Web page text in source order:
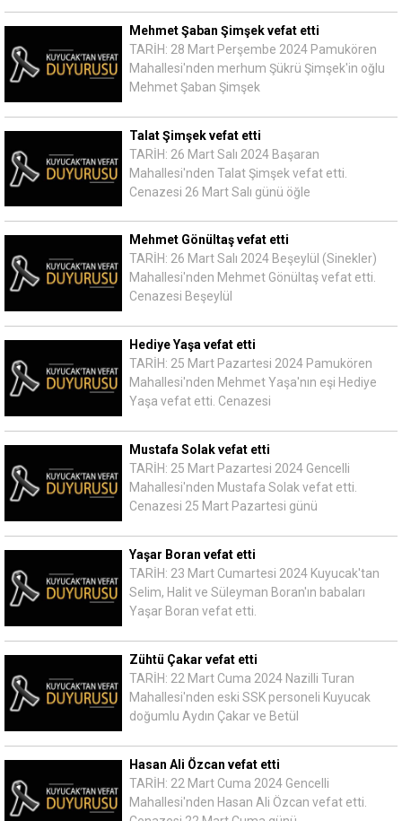
Mehmet Şaban Şimşek vefat etti
TARİH: 28 Mart Perşembe 2024 Pamukören
Mahallesi'nden merhum Şükrü Şimşek'in oğlu
Mehmet Şaban Şimşek
Talat Şimşek vefat etti
TARİH: 26 Mart Salı 2024 Başaran
Mahallesi'nden Talat Şimşek vefat etti.
Cenazesi 26 Mart Salı günü öğle
Mehmet Gönültaş vefat etti
TARİH: 26 Mart Salı 2024 Beşeylül (Sinekler)
Mahallesi'nden Mehmet Gönültaş vefat etti.
Cenazesi Beşeylül
Hediye Yaşa vefat etti
TARİH: 25 Mart Pazartesi 2024 Pamukören
Mahallesi'nden Mehmet Yaşa'nın eşi Hediye
Yaşa vefat etti. Cenazesi
Mustafa Solak vefat etti
TARİH: 25 Mart Pazartesi 2024 Gencelli
Mahallesi'nden Mustafa Solak vefat etti.
Cenazesi 25 Mart Pazartesi günü
Yaşar Boran vefat etti
TARİH: 23 Mart Cumartesi 2024 Kuyucak'tan
Selim, Halit ve Süleyman Boran'ın babaları
Yaşar Boran vefat etti.
Zühtü Çakar vefat etti
TARİH: 22 Mart Cuma 2024 Nazilli Turan
Mahallesi'nden eski SSK personeli Kuyucak
doğumlu Aydın Çakar ve Betül
Hasan Ali Özcan vefat etti
TARİH: 22 Mart Cuma 2024 Gencelli
Mahallesi'nden Hasan Ali Özcan vefat etti.